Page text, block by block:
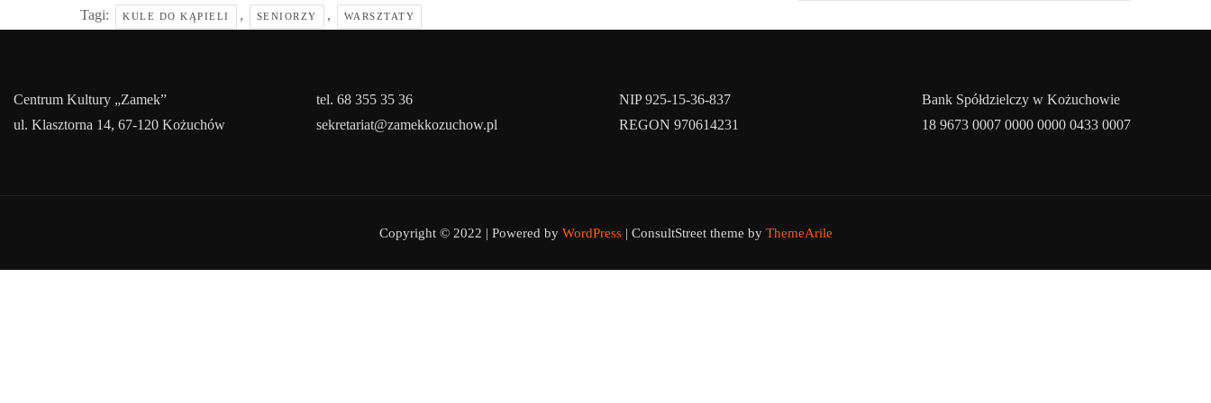
Tagi: KULE DO KĄPIELI , SENIORZY , WARSZTATY
Centrum Kultury „Zamek”
ul. Klasztorna 14, 67-120 Kożuchów
tel. 68 355 35 36
sekretariat@zamekkozuchow.pl
NIP 925-15-36-837
REGON 970614231
Bank Spółdzielczy w Kożuchowie
18 9673 0007 0000 0000 0433 0007
Copyright © 2022 | Powered by WordPress | ConsultStreet theme by ThemeArile